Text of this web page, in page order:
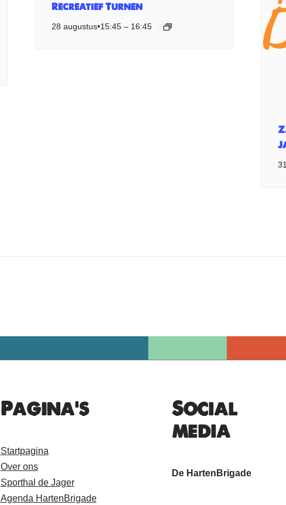
Recreatief Turnen
28 augustus•15:45– 16:45
Pagina's
Startpagina
Over ons
Sporthal de Jager
Agenda HartenBrigade
Social
media
De HartenBrigade